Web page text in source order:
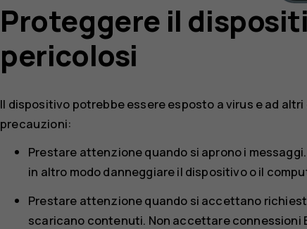
Proteggere il
pericolosi
Il dispositivo potrebbe essere esposto a virus e ad
precauzioni:
Prestare attenzione quando si aprono i
in altro modo danneggiare il dispositivo o il
Prestare attenzione quando si accettano
scaricano contenuti. Non accettare